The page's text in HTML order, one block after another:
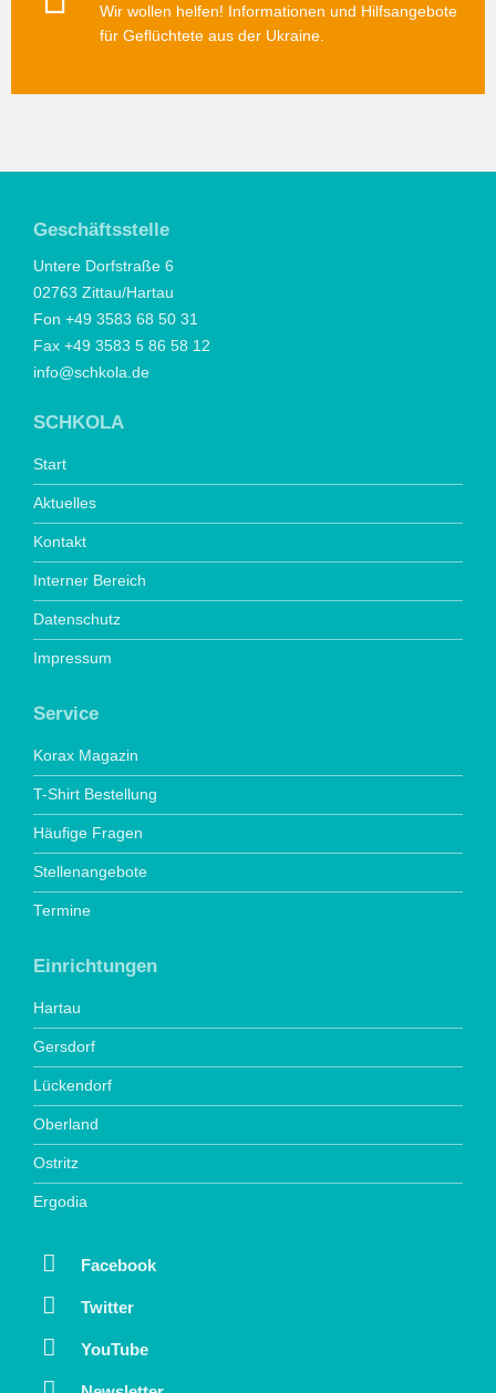
Wir wollen helfen! Informationen und Hilfsangebote
für Geflüchtete aus der Ukraine.
Geschäftsstelle
Untere Dorfstraße 6
02763 Zittau/Hartau
Fon +49 3583 68 50 31
Fax +49 3583 5 86 58 12
info@schkola.de
SCHKOLA
Start
Aktuelles
Kontakt
Interner Bereich
Datenschutz
Impressum
Service
Korax Magazin
T-Shirt Bestellung
Häufige Fragen
Stellenangebote
Termine
Einrichtungen
Hartau
Gersdorf
Lückendorf
Oberland
Ostritz
Ergodia
Facebook
Twitter
YouTube